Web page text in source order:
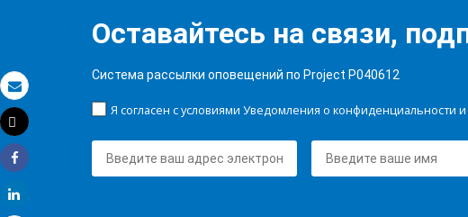
Электронная почта
Распечатать
Tweet
Share
Оставайтесь на связи,
Система рассылки оповещений по Project P040612
Я согласен с условиями Уведомления о